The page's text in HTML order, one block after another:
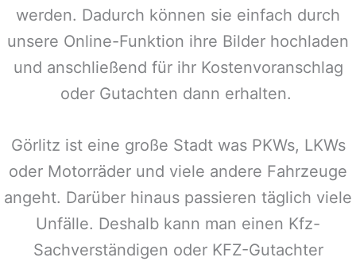
werden. Dadurch können sie einfach durch
unsere Online-Funktion ihre Bilder hochladen
und anschließend für ihr Kostenvoranschlag
oder Gutachten dann erhalten.
Görlitz ist eine große Stadt was PKWs, LKWs
oder Motorräder und viele andere Fahrzeuge
angeht. Darüber hinaus passieren täglich viele
Unfälle. Deshalb kann man einen Kfz-
Sachverständigen oder KFZ-Gutachter